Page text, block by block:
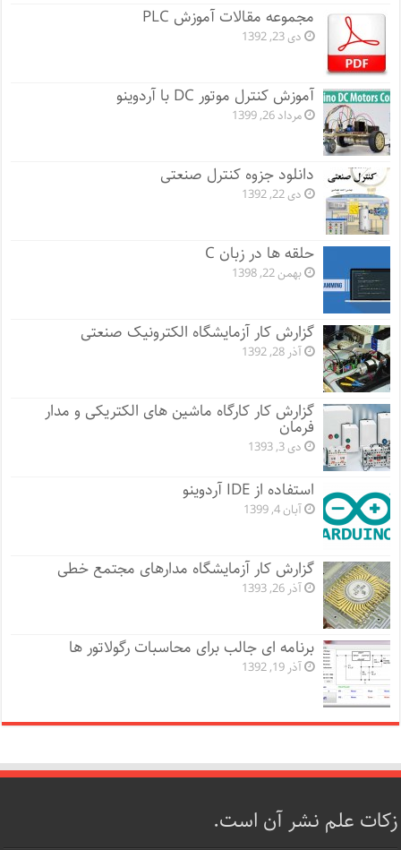
مجموعه مقالات آموزش PLC
دی 23, 1392
آموزش کنترل موتور DC با آردوینو
مرداد 26, 1399
دانلود جزوه کنترل صنعتی
دی 22, 1392
حلقه ها در زبان C
بهمن 22, 1398
گزارش کار آزمایشگاه الکترونیک صنعتی
آذر 28, 1392
گزارش کار کارگاه ماشین های الکتریکی و مدار
فرمان
دی 3, 1393
استفاده از IDE آردوینو
آبان 4, 1399
گزارش کار آزمایشگاه مدارهای مجتمع خطی
آذر 26, 1393
برنامه ای جالب برای محاسبات رگولاتور ها
آذر 19, 1392
زکات علم نشر آن است.